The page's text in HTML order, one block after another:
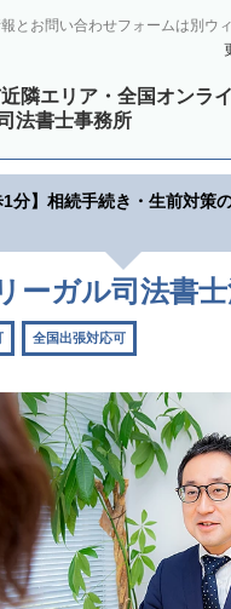
とお問い合わせフォームは別ウ
隣エリア・全国オンラ
法書士事務所
1分】相続手続き・生前対策
ーガル司法書士
全国出張対応可